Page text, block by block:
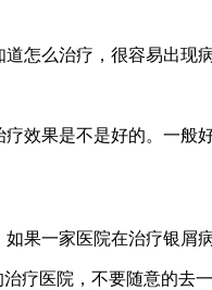
怎么治疗，很容易出现
效果是不是好的。一
果一家医院在治疗银屑
疗医院，不要随意的去